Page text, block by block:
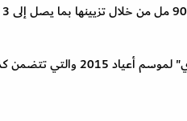
تتضمن كذلك: